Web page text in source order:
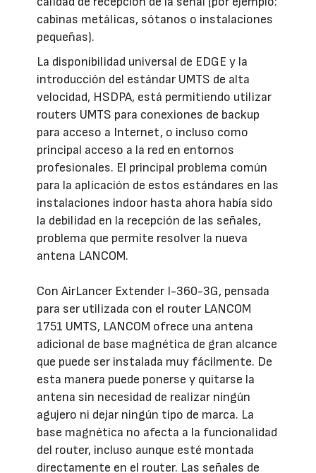
cabinas metálicas, sótanos o instalaciones
pequeñas).
La disponibilidad universal de EDGE y la
introducción del estándar UMTS de alta
velocidad, HSDPA, está permitiendo utilizar
routers UMTS para conexiones de backup
para acceso a Internet, o incluso como
principal acceso a la red en entornos
profesionales. El principal problema común
para la aplicación de estos estándares en las
instalaciones indoor hasta ahora había sido
la debilidad en la recepción de las señales,
problema que permite resolver la nueva
antena LANCOM.
Con AirLancer Extender I-360-3G, pensada
para ser utilizada con el router LANCOM
1751 UMTS, LANCOM ofrece una antena
adicional de base magnética de gran alcance
que puede ser instalada muy fácilmente. De
esta manera puede ponerse y quitarse la
antena sin necesidad de realizar ningún
agujero ni dejar ningún tipo de marca. La
base magnética no afecta a la funcionalidad
del router, incluso aunque esté montada
directamente en el router. Las señales de